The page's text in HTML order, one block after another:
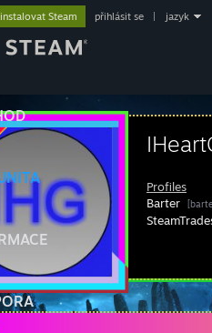
Steam přihlásit se jazyk
Profiles
Barter